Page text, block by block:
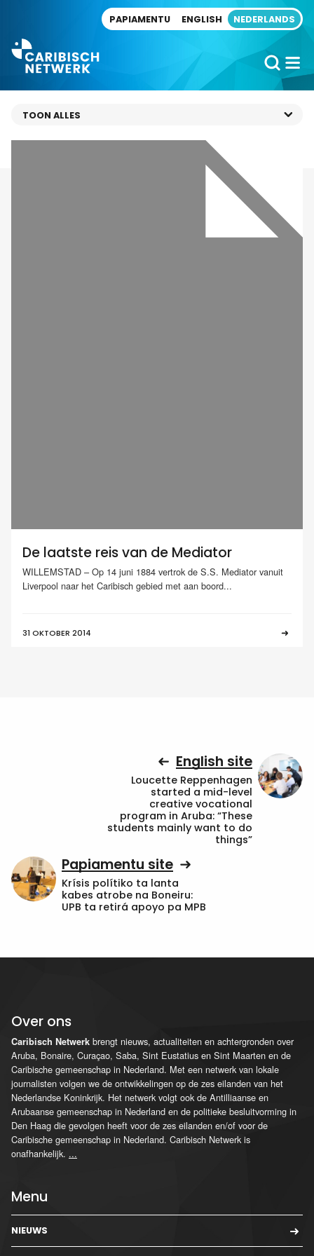
PAPIAMENTU ENGLISH NEDERLANDS
De laatste reis van de Mediator
WILLEMSTAD – Op 14 juni 1884 vertrok de S.S. Mediator vanuit
Liverpool naar het Caribisch gebied met aan boord...
31 OKTOBER 2014
English site
Loucette Reppenhagen
started a mid-level
creative vocational
program in Aruba: “These
students mainly want to do
things”
Papiamentu site
Krísis polítiko ta lanta
kabes atrobe na Boneiru:
UPB ta retirá apoyo pa MPB
Over ons
Caribisch Netwerk brengt nieuws, actualiteiten en achtergronden over
Aruba, Bonaire, Curaçao, Saba, Sint Eustatius en Sint Maarten en de
Caribische gemeenschap in Nederland. Met een netwerk van lokale
journalisten volgen we de ontwikkelingen op de zes eilanden van het
Nederlandse Koninkrijk. Het netwerk volgt ook de Antilliaanse en
Arubaanse gemeenschap in Nederland en de politieke besluitvorming in
Den Haag die gevolgen heeft voor de zes eilanden en/of voor de
Caribische gemeenschap in Nederland. Caribisch Netwerk is
onafhankelijk. ...
Menu
NIEUWS